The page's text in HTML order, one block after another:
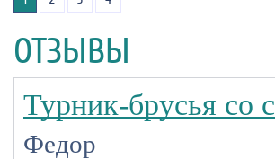
ОТЗЫВЫ
Турник-брусья со
Федор